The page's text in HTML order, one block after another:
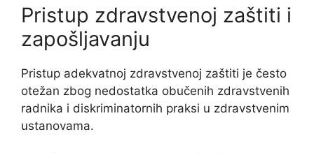
Pristup zdravstvenoj zaštiti i
zapošljavanju
Pristup adekvatnoj zdravstvenoj zaštiti je često
otežan zbog nedostatka obučenih zdravstvenih
radnika i diskriminatornih praksi u zdravstvenim
ustanovama.